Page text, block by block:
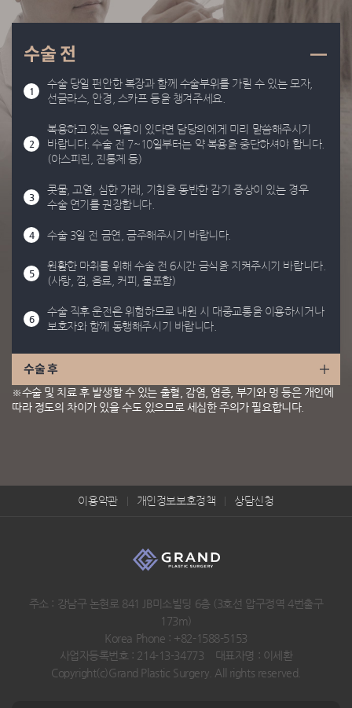
수술 전
1
수술 당일 편안한 복장과 함께 수술부위를 가릴 수 있는 모자,
선글라스, 안경, 스카프 등을 챙겨주세요.
2
복용하고 있는 약물이 있다면 담당의에게 미리 말씀해주시기
바랍니다. 수술 전 7~10일부터는 약 복용을 중단하셔야 합니다.
(아스피린, 진통제 등)
3
콧물, 고열, 심한 가래, 기침을 동반한 감기 증상이 있는 경우
수술 연기를 권장합니다.
4 수술 3일 전 금연, 금주해주시기 바랍니다.
5
원활한 마취를 위해 수술 전 6시간 금식을 지켜주시기 바랍니다.
(사탕, 껌, 음료, 커피, 물포함)
6
수술 직후 운전은 위험하므로 내원 시 대중교통을 이용하시거나
보호자와 함께 동행해주시기 바랍니다.
수술 후
※수술 및 치료 후 발생할 수 있는 출혈, 감염, 염증, 부기와 멍 등은 개인에
따라 정도의 차이가 있을 수도 있으므로 세심한 주의가 필요합니다.
이용약관 개인정보보호정책 상담신청
주소 : 강남구 논현로 841 JB미소빌딩 6층 (3호선 압구정역 4번출구
173m)
Korea Phone : +82-1588-5153
사업자등록번호 : 214-13-34773 대표자명 : 이세환
Copyright(c)Grand Plastic Surgery. All rights reserved.